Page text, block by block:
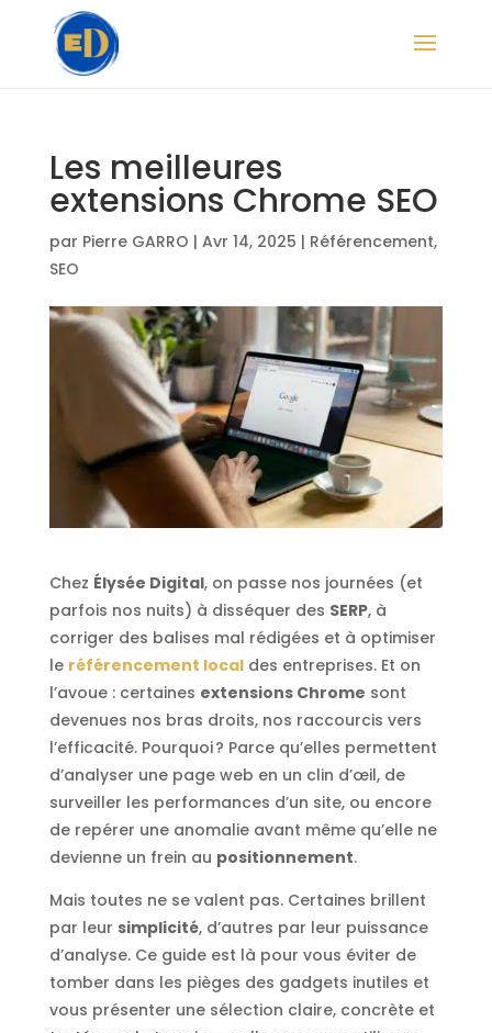
Les meilleures
extensions Chrome SEO
par Pierre GARRO | Avr 14, 2025 | Référencement,
SEO
Chez Élysée Digital, on passe nos journées (et
parfois nos nuits) à disséquer des SERP, à
corriger des balises mal rédigées et à optimiser
le référencement localdes entreprises. Et on
l’avoue : certaines extensions Chrome sont
devenues nos bras droits, nos raccourcis vers
l’efficacité. Pourquoi ? Parce qu’elles permettent
d’analyser une page web en un clin d’œil, de
surveiller les performances d’un site, ou encore
de repérer une anomalie avant même qu’elle ne
devienne un frein au positionnement.
Mais toutes ne se valent pas. Certaines brillent
par leur simplicité, d’autres par leur puissance
d’analyse. Ce guide est là pour vous éviter de
tomber dans les pièges des gadgets inutiles et
vous présenter une sélection claire, concrète et